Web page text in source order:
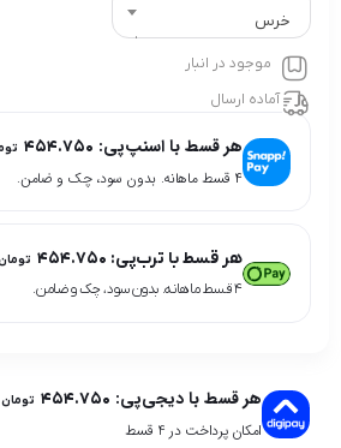
خرس
موجود در انبار
آماده ارسال
هر قسط با اسنپ‌پی: ۴۵۴.۷۵۰
۴ قسط ماهانه. بدون سود، چک و ضامن.
هر قسط با ترب‌پی: ۴۵۴.۷۵۰
۴ قسط ماهانه. بدون سود، چک و ضامن.
هر قسط با دیجی‌پی: ۴۵۴.۷۵۰ تومان
امکان پرداخت در 4 قسط